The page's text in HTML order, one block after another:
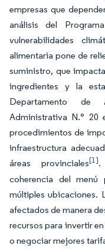
empresas que
análisis del
vulnerabilidades
alimentaria pone de
suministro, que
ingredientes y la
Departamento de
Administrativa N.° 20
procedimientos de
infraestructura
áreas provinciales[1].
coherencia del menú
múltiples ubicaciones.
afectados de manera
recursos para invertir
o negociar mejores